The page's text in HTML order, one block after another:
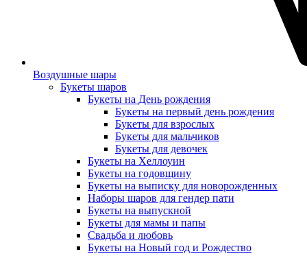
Воздушные шары
Букеты шаров
Букеты на День рождения
Букеты на первый день рождения
Букеты для взрослых
Букеты для мальчиков
Букеты для девочек
Букеты на Хеллоуин
Букеты на годовщину
Букеты на выписку для новорожденных
Наборы шаров для гендер пати
Букеты на выпускной
Букеты для мамы и папы
Свадьба и любовь
Букеты на Новый год и Рождество